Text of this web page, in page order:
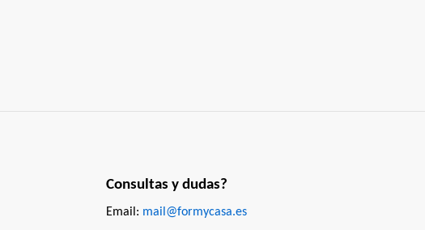
Consultas y dudas?
Email: mail@formycasa.es